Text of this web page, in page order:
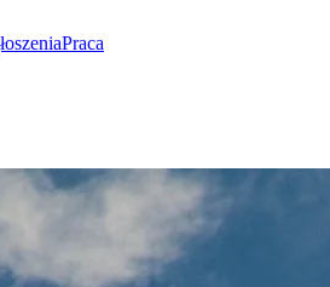
Praca